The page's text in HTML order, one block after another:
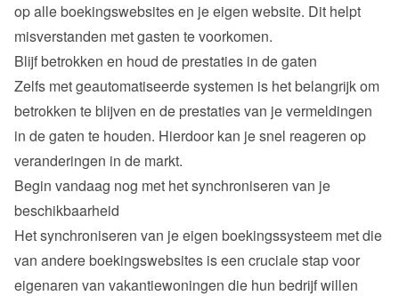
op alle boekingswebsites en je eigen website. Dit helpt
misverstanden met gasten te voorkomen.
Blijf betrokken en houd de prestaties in de gaten
Zelfs met geautomatiseerde systemen is het belangrijk om
betrokken te blijven en de prestaties van je vermeldingen
in de gaten te houden. Hierdoor kan je snel reageren op
veranderingen in de markt.
Begin vandaag nog met het synchroniseren van je
beschikbaarheid
Het synchroniseren van je eigen boekingssysteem met die
van andere boekingswebsites is een cruciale stap voor
eigenaren van vakantiewoningen die hun bedrijf willen